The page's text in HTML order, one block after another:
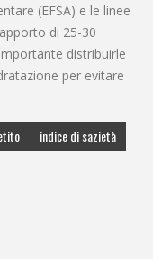
(EFSA) e le linee
di 25-30
distribuirle
per evitare
indice di sazietà